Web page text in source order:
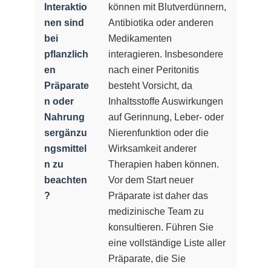
Interaktio
nen sind
bei
pflanzlich
en
Präparate
n oder
Nahrung
sergänzu
ngsmittel
n zu
beachten
?
können mit Blutverdünnern,
Antibiotika oder anderen
Medikamenten
interagieren. Insbesondere
nach einer Peritonitis
besteht Vorsicht, da
Inhaltsstoffe Auswirkungen
auf Gerinnung, Leber- oder
Nierenfunktion oder die
Wirksamkeit anderer
Therapien haben können.
Vor dem Start neuer
Präparate ist daher das
medizinische Team zu
konsultieren. Führen Sie
eine vollständige Liste aller
Präparate, die Sie